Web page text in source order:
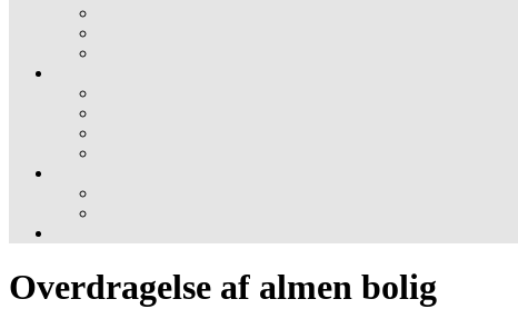
Overdragelse af almen bolig